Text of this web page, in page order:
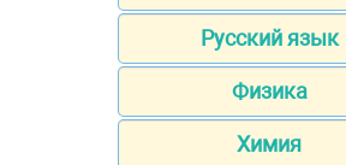
Русский язык
Физика
Химия